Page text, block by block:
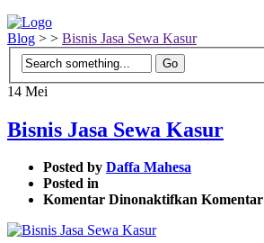
Blog > > Bisnis Jasa Sewa Kasur
14 Mei
Bisnis Jasa Sewa Kasur
Posted by Daffa Mahesa
Posted in
Komentar Dinonaktifkan pada
Komentar